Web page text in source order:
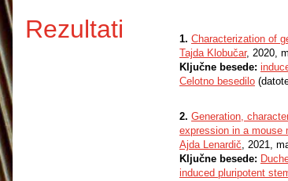
Rezultati
1. Characterization of
Tajda Klobučar, 2020,
Ključne besede:
Celotno besedilo
2. Generation,
expression in a mouse
Ajda Lenardič, 2021,
Ključne besede:
induced pluripotent